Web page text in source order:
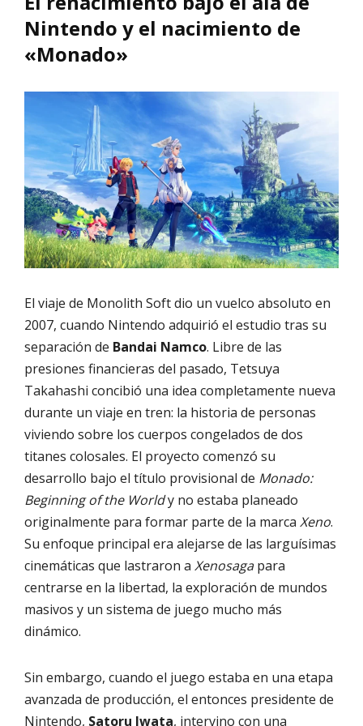
Nintendo y el nacimiento de
«Monado»
El viaje de Monolith Soft dio un vuelco absoluto en
2007, cuando Nintendo adquirió el estudio tras su
separación de Bandai Namco. Libre de las
presiones financieras del pasado, Tetsuya
Takahashi concibió una idea completamente nueva
durante un viaje en tren: la historia de personas
viviendo sobre los cuerpos congelados de dos
titanes colosales. El proyecto comenzó su
desarrollo bajo el título provisional de Monado:
Beginning of the Worldy no estaba planeado
originalmente para formar parte de la marca Xeno.
Su enfoque principal era alejarse de las larguísimas
cinemáticas que lastraron a Xenosagapara
centrarse en la libertad, la exploración de mundos
masivos y un sistema de juego mucho más
dinámico.
Sin embargo, cuando el juego estaba en una etapa
avanzada de producción, el entonces presidente de
Nintendo, Satoru Iwata, intervino con una